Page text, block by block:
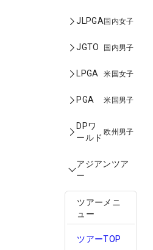
JLPGA国内女子
JGTO 国内男子
LPGA 米国女子
PGA 米国男子
DPワ
ールド
欧州男子
アジアンツア
ー
ツアーメニ
ュー
ツアーTOP